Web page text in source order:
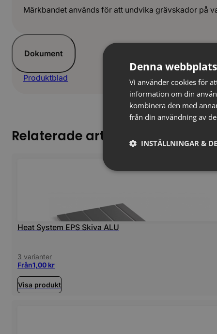
Märkbandet används för att undvika grävskador på
Dokument
Produktblad
Relaterade artiklar
Heat System EPS Skiva ALU
3 varianter
Från1,00 kr
Visa produkt
Denna
Vi använder cookies för
information om din
kombinera den med
från din användning av
INSTÄLLNINGAR &